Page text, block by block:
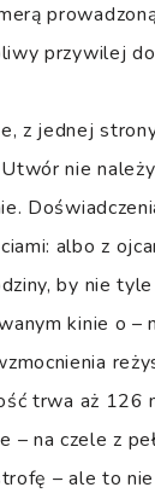
przywilej
z jednej
nie
albo z
by nie
kinie o –
trwa aż 126
– na czele z
– ale to